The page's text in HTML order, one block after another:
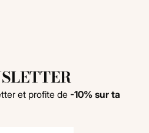
et profite de -10% sur ta